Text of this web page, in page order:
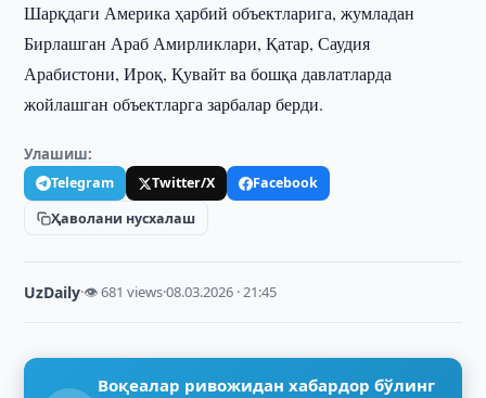
Шарқдаги Америка ҳарбий объектларига, жумладан
Бирлашган Араб Амирликлари, Қатар, Саудия
Арабистони, Ироқ, Қувайт ва бошқа давлатларда
жойлашган объектларга зарбалар берди.
Улашиш:
Telegram Twitter/X
Facebook
Ҳаволани нусхалаш
UzDaily·👁 681 views·08.03.2026 · 21:45
Воқеалар ривожидан хабардор бўлинг